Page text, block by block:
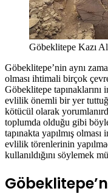
Göbeklitepe Kazı
Göbeklitepe’nin aynı
olması ihtimali birçok
Göbeklitepe
evlilik önemli bir yer
kötücül olarak
toplumda olduğu gibi
tapınakta yapılmış olması
evlilik törenlerinin
kullanıldığını söylemek